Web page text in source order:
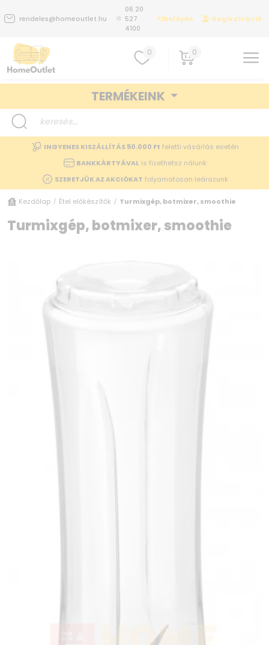
rendeles@homeoutlet.hu
06 20
527
4100
Belépés Regisztráció
0 0
TERMÉKEINK
INGYENES KISZÁLLÍTÁS 50.000 Ft feletti vásárlás esetén
BANKKÁRTYÁVALis fizethetsz nálunk
SZERETJÜK AZ AKCIÓKAT folyamatosan leárazunk
Kezdőlap / Étel előkészítők / Turmixgép, botmixer, smoothie
Turmixgép, botmixer, smoothie